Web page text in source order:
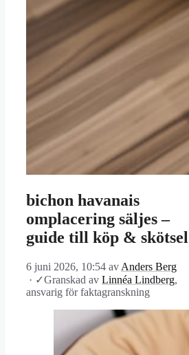
bichon havanais
omplacering säljes –
guide till köp & skötsel
6 juni 2026, 10:54 av Anders Berg
· ✓Granskad av Linnéa Lindberg,
ansvarig för faktagranskning